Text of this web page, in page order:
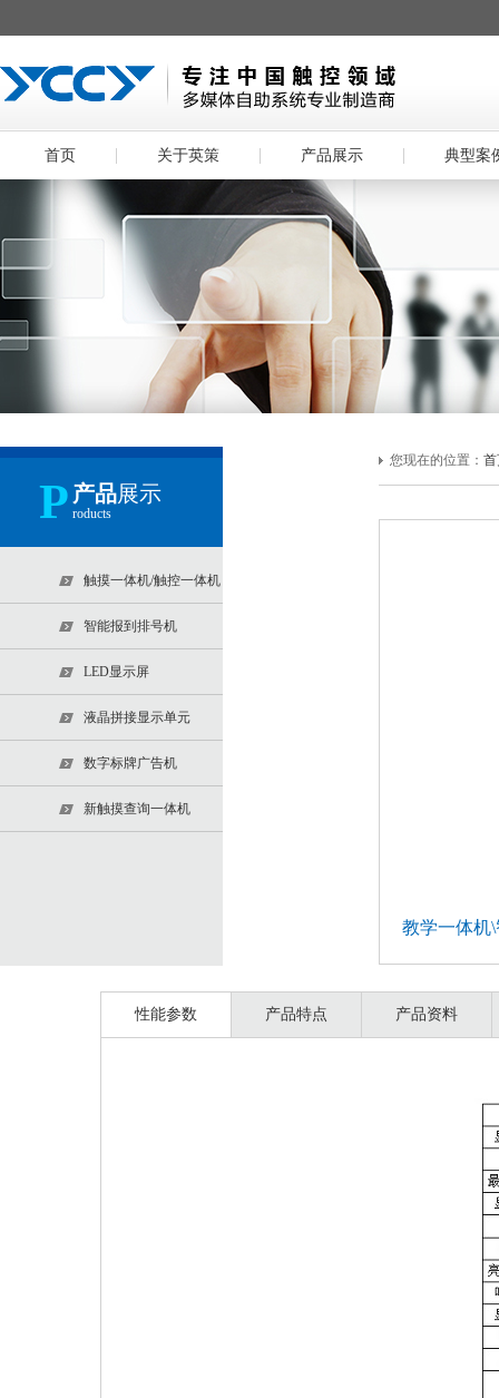
首页 关于英策 产品展示 典型案
P 产品展示
roducts
触摸一体机/触控一体机
智能报到排号机
LED显示屏
液晶拼接显示单元
数字标牌广告机
新触摸查询一体机
您现在的位置：
教学一体机
性能参数 产品特点 产品资料